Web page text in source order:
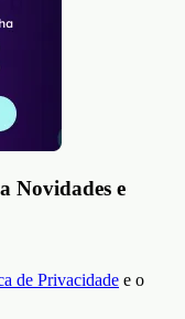
Novidades e
de Privacidade e o